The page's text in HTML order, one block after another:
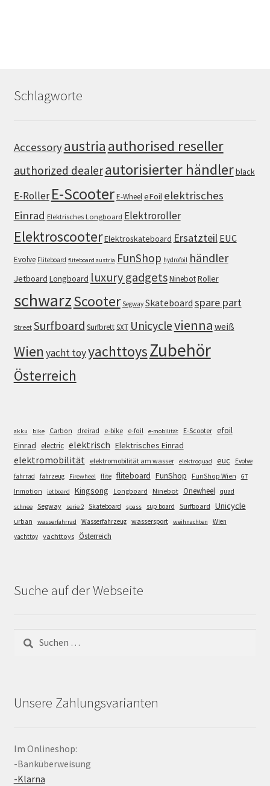
Schlagworte
Accessoryaustria authorised reseller
authorized dealerautorisierter händlerblack
E-Roller E-ScooterE-WheeleFoil elektrisches
Einrad Elektrisches Longboard Elektroroller
ElektroscooterElektroskateboard Ersatzteil EUC
Evolve Fliteboard fliteboard austria FunShop hydrofoil händler
Jetboard Longboard luxury gadgetsNinebotRoller
schwarzScooter Segway Skateboard spare part
Street Surfboard SurfbrettSXT Unicyclevienna weiß
Wien yacht toyyachttoysZubehör
Österreich
akku bike Carbon dreirad e-bike e-foil e-mobilität E-Scooter efoil
Einrad electric elektrisch Elektrisches Einrad
elektromobilität elektromobilität am wasser elektroquad euc
Evolve
fahrrad
fahrzeug Firewheel flite fliteboard FunShop FunShop Wien GT
Inmotion jetboard Kingsong Longboard Ninebot Onewheel quad
schnee Segway serie 2 Skateboard spass sup board Surfboard Unicycle
urban wasserfahrrad Wasserfahrzeug wassersport weihnachten
Wien
yachttoy yachttoys Österreich
Suche auf der Webseite
Suchen
nach:
Unsere Zahlungsvarianten
Im Onlineshop:
-Banküberweisung
-Klarna